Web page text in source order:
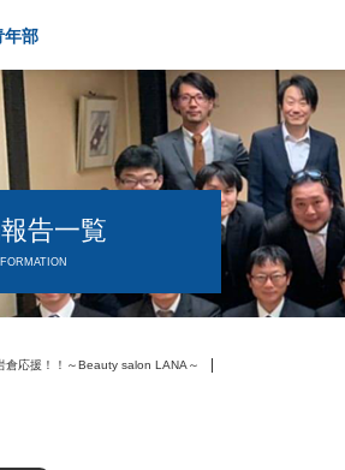
年部
西出口31-1
ます！
告一覧
倉応援！！～Beauty salon LANA～